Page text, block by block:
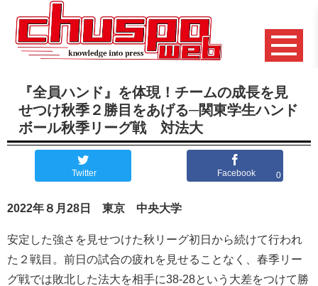
『全員ハンド』を体現！チームの成長を見
せつけ秋季２勝目をあげる─関東学生ハンド
ボール秋季リーグ戦 対法大
Twitter Facebook 0
2022年８ 月28日 東京 中央大学
安定した強さを見せつけた秋リーグ初日から続けて行われ
た２戦目。前日の試合の疲れを見せることなく、春季リー
グ戦では敗北した法大を相手に38-28という大差をつけて勝